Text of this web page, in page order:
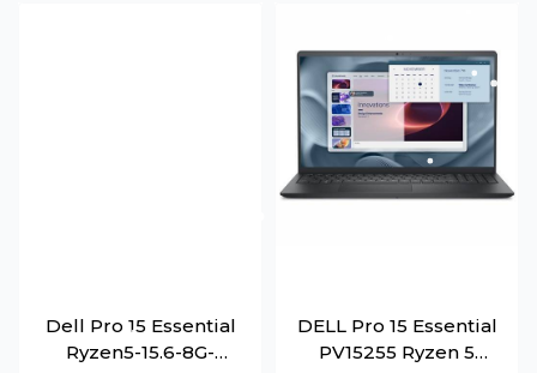
Dell Pro 15 Essential
Ryzen5-15.6-8G-
DELL Pro 15 Essential
PV15255 Ryzen 5